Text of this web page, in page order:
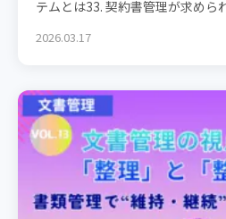
テムとは33. 契約書管理が求めら
2026.03.17